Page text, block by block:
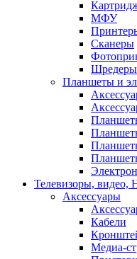
МФУ
Сканеры
Шредеры
Планшеты и
Телевизоры, видео,
Аксессуары
Кабели
Медиа-